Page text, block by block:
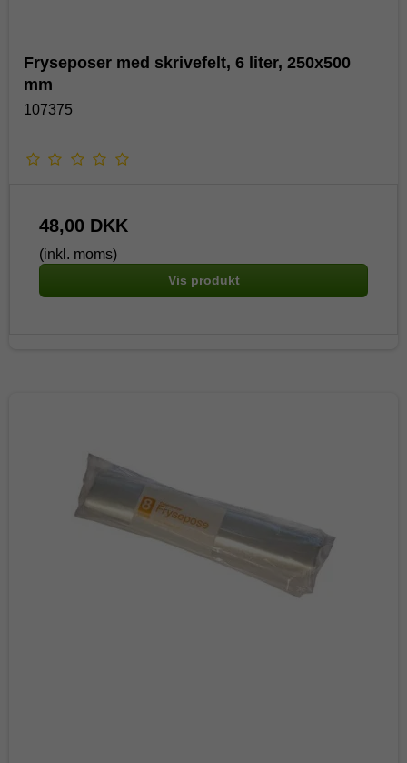
Fryseposer med skrivefelt, 6 liter, 250x500
mm
107375
48,00 DKK
(inkl. moms)
Vis produkt